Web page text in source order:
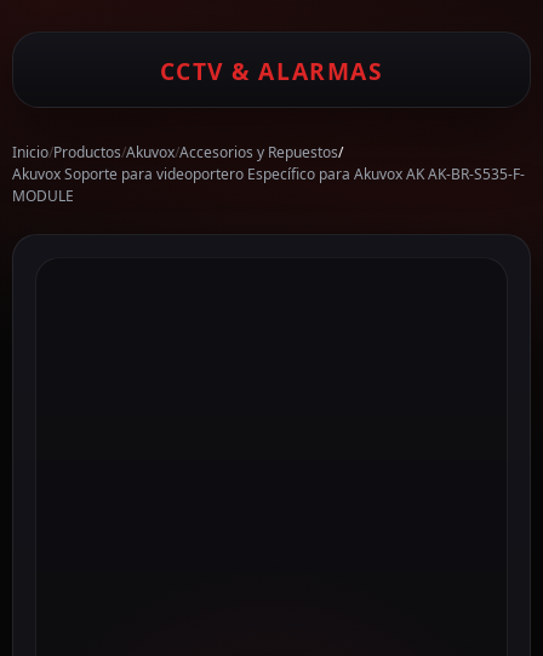
CCTV & ALARMAS
Inicio/Productos/Akuvox/Accesorios y Repuestos/
Akuvox Soporte para videoportero Específico para Akuvox AK AK-BR-S535-F-
MODULE